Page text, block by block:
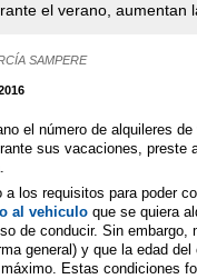
el verano, aumentan
SAMPERE
el número de alquileres
sus vacaciones, preste
a los requisitos para poder
al vehiculo que se quiera
de conducir. Sin
general) y que la edad
Estas condiciones